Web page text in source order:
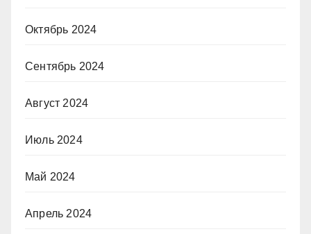
Октябрь 2024
Сентябрь 2024
Август 2024
Июль 2024
Май 2024
Апрель 2024